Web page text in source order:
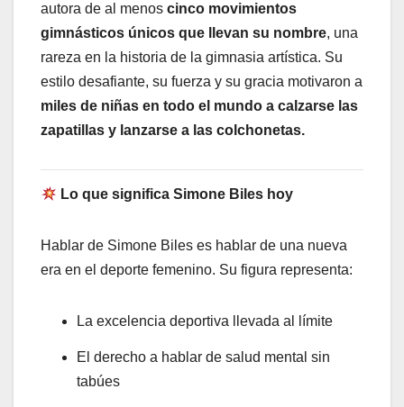
autora de al menos cinco movimientos
gimnásticos únicos que llevan su nombre, una
rareza en la historia de la gimnasia artística. Su
estilo desafiante, su fuerza y su gracia motivaron a
miles de niñas en todo el mundo a calzarse las
zapatillas y lanzarse a las colchonetas.
Lo que significa Simone Biles hoy
Hablar de Simone Biles es hablar de una nueva
era en el deporte femenino. Su figura representa:
La excelencia deportiva llevada al límite
El derecho a hablar de salud mental sin
tabúes